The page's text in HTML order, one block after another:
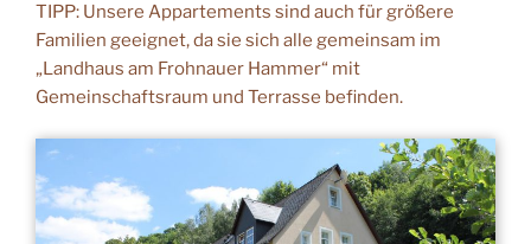
TIPP: Unsere Appartements sind auch für größere
Familien geeignet, da sie sich alle gemeinsam im
„Landhaus am Frohnauer Hammer“ mit
Gemeinschaftsraum und Terrasse befinden.